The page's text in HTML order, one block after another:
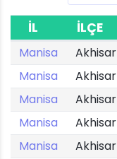
İL İLÇE
Manisa Akhisar
Manisa
Akhisar
Manisa
Akhisar
Manisa
Akhisar
Manisa
Akhisar